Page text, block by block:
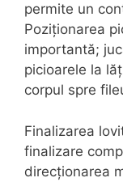
permite un
Poziționarea
importantă;
picioarele la
corpul spre
Finalizarea
finalizare
direcționarea